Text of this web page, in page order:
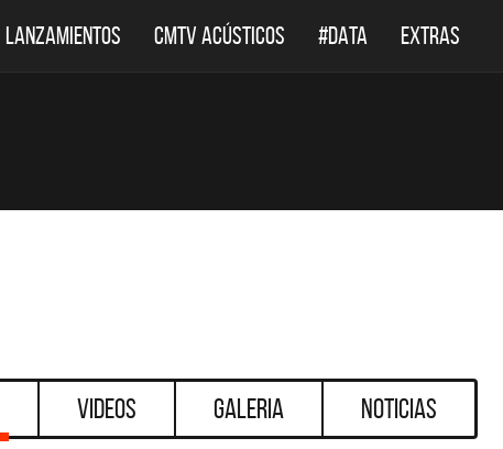
LANZAMIENTOS CMTV ACÚSTICOS #DATA EXTRAS
Videos Galeria Noticias
DESTACADOS DESTACADOS